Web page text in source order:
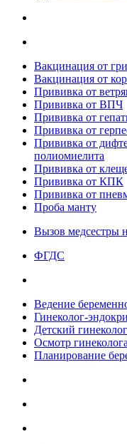
Вакцинация от
Вакцинация от
Прививка от
Прививка от ВПЧ
Прививка от
Прививка от
Прививка от
полиомиелита
Прививка от
Прививка от КПК
Прививка от
Проба манту
Вызов медсестры
ФГДС
Ведение
Гинеколог-
Детский гинеколог
Осмотр
Планирование